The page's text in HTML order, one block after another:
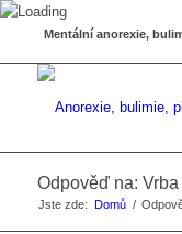
Mentální anorexie,
Odpověď na: Vrba
Jste zde: Domů /